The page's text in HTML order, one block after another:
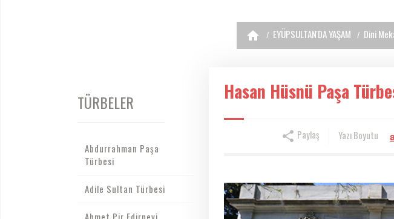
EYÜPSULTAN'DA YAŞAM Dini
TÜRBELER
Abdurrahman Paşa
Türbesi
Adile Sultan Türbesi
Hasan Hüsnü Paşa
Yazı Boyutu
Paylaş